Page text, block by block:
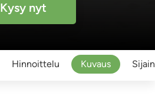
Kysy nyt
Hinnoittelu Kuvaus